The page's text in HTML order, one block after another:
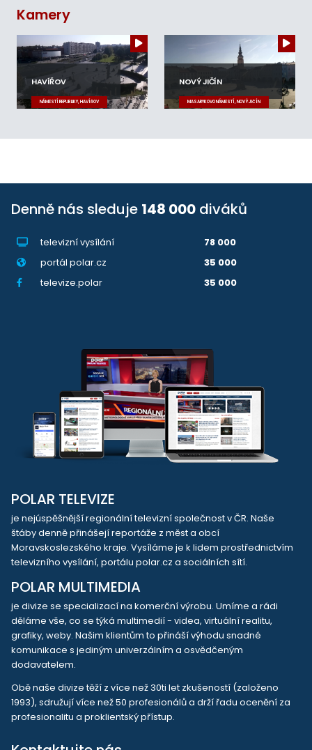
Kamery
HAVÍŘOV
NÁMĚSTÍ REPUBLIKY, HAVÍŘOV
NOVÝ JIČÍN
MASARYKOVO NÁMĚSTÍ, NOVÝ JIČÍN
Denně nás sleduje 148 000 diváků
televizní vysílání
78 000
portál polar.cz
35 000
televize.polar
35 000
POLAR TELEVIZE
je nejúspěšnější regionální televizní společnost v ČR. Naše
štáby denně přinášejí reportáže z měst a obcí
Moravskoslezského kraje. Vysíláme je k lidem prostřednictvím
televizního vysílání, portálu polar.cz a sociálních sítí.
POLAR MULTIMEDIA
je divize se specializací na komerční výrobu. Umíme a rádi
děláme vše, co se týká multimedií - videa, virtuální realitu,
grafiky, weby. Našim klientům to přináší výhodu snadné
komunikace s jediným univerzálním a osvědčeným
dodavatelem.
Obě naše divize těží z více než 30ti let zkušeností (založeno
1993), sdružují více než 50 profesionálů a drží řadu ocenění za
profesionalitu a proklientský přístup.